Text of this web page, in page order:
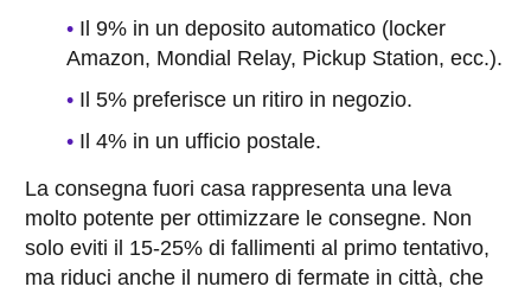
Il 9% in un deposito automatico (locker
Amazon, Mondial Relay, Pickup Station, ecc.).
Il 5% preferisce un ritiro in negozio.
Il 4% in un ufficio postale.
La consegna fuori casa rappresenta una leva
molto potente per ottimizzare le consegne. Non
solo eviti il 15-25% di fallimenti al primo tentativo,
ma riduci anche il numero di fermate in città, che